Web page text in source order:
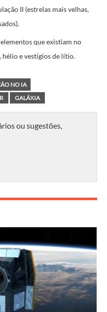
II (estrelas mais velhas,
que existiam no
e vestígios de lítio.
NO IA
GALÁXIA
ou sugestões,